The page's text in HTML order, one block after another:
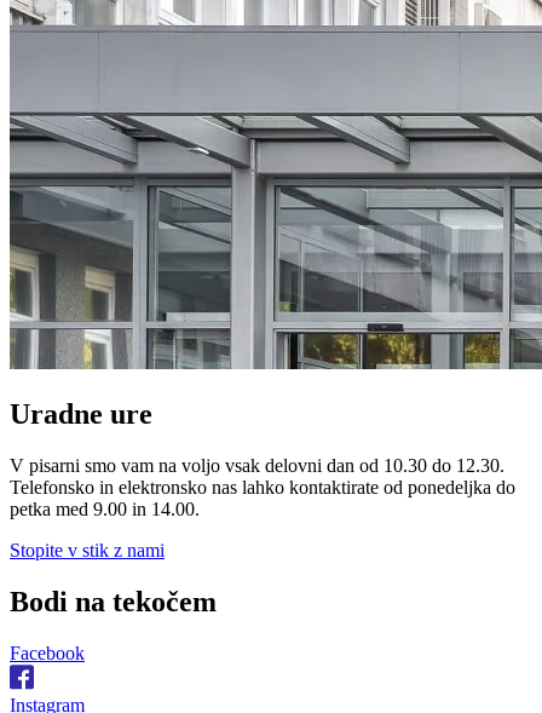
Uradne ure
V pisarni smo vam na voljo vsak delovni dan od 10.30 do 12.30.
Telefonsko in elektronsko nas lahko kontaktirate od ponedeljka do
petka med 9.00 in 14.00.
Stopite v stik z nami
Bodi na tekočem
Facebook
Instagram